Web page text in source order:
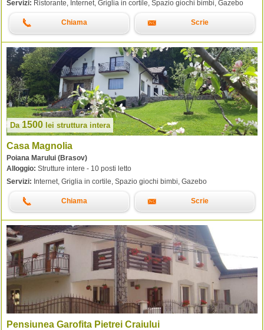
Servizi: Ristorante, Internet, Griglia in cortile, Spazio giochi bimbi, Gazebo
Chiama Scrie
Da 1500 lei struttura intera
Casa Magnolia
Poiana Marului (Brasov)
Alloggio: Strutture intere - 10 posti letto
Servizi: Internet, Griglia in cortile, Spazio giochi bimbi, Gazebo
Chiama Scrie
Pensiunea Garofita Pietrei Craiului